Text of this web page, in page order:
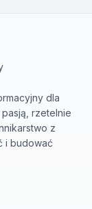
dla
rzetelnie
z
i budować